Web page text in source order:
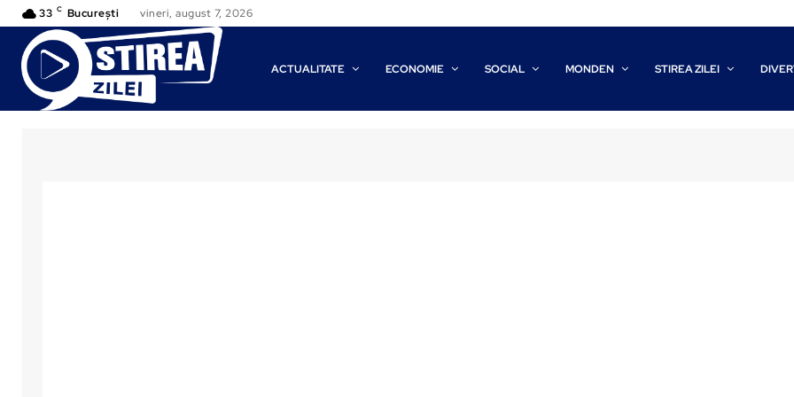
33 C București vineri, august 7, 2026
ACTUALITATE ECONOMIE SOCIAL MONDEN STIREA ZILEI